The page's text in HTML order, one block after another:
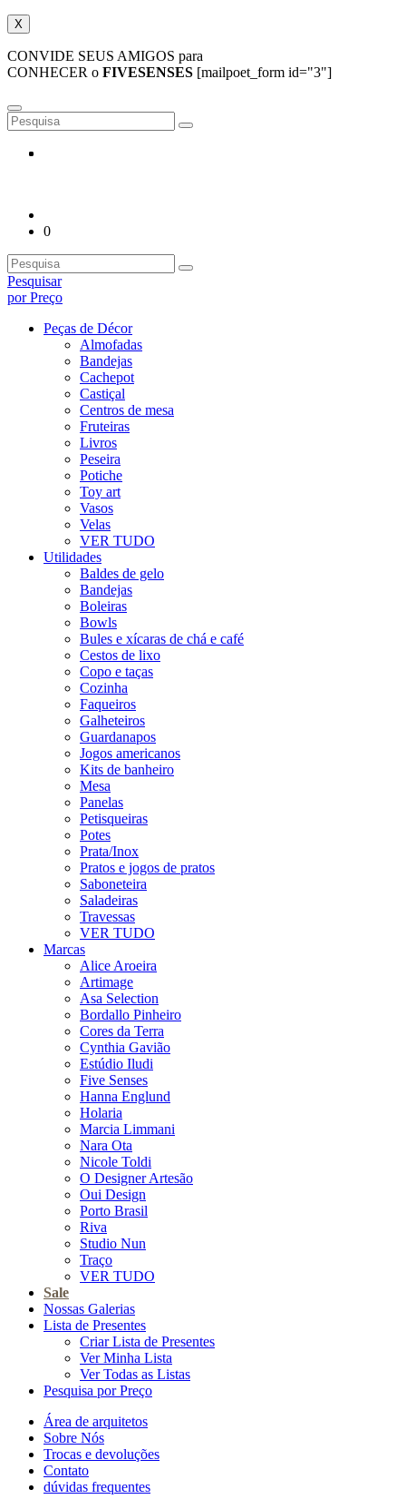
X
CONVIDE SEUS AMIGOS para
CONHECER o FIVESENSES [mailpoet_form id="3"]
0
Pesquisar
por Preço
Peças de Décor
Almofadas
Bandejas
Cachepot
Castiçal
Centros de mesa
Fruteiras
Livros
Peseira
Potiche
Toy art
Vasos
Velas
VER TUDO
Utilidades
Baldes de gelo
Bandejas
Boleiras
Bowls
Bules e xícaras de chá e café
Cestos de lixo
Copo e taças
Cozinha
Faqueiros
Galheteiros
Guardanapos
Jogos americanos
Kits de banheiro
Mesa
Panelas
Petisqueiras
Potes
Prata/Inox
Pratos e jogos de pratos
Saboneteira
Saladeiras
Travessas
VER TUDO
Marcas
Alice Aroeira
Artimage
Asa Selection
Bordallo Pinheiro
Cores da Terra
Cynthia Gavião
Estúdio Iludi
Five Senses
Hanna Englund
Holaria
Marcia Limmani
Nara Ota
Nicole Toldi
O Designer Artesão
Oui Design
Porto Brasil
Riva
Studio Nun
Traço
VER TUDO
Sale
Nossas Galerias
Lista de Presentes
Criar Lista de Presentes
Ver Minha Lista
Ver Todas as Listas
Pesquisa por Preço
Área de arquitetos
Sobre Nós
Trocas e devoluções
Contato
dúvidas frequentes